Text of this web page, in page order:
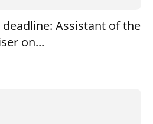
deadline: Assistant of the
on...